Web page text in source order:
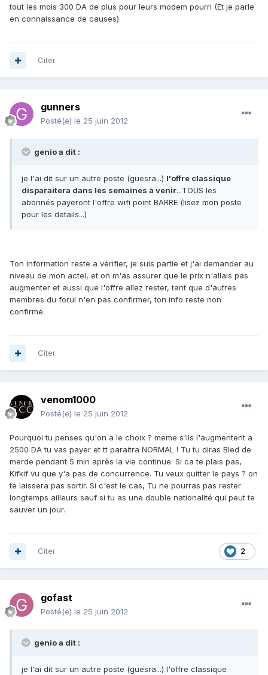
tout les mois 300 DA de plus pour leurs modem pourri (Et je parle
en connaissance de causes).
Citer
gunners
Posté(e) le 25 juin 2012
genio a dit :
je l'ai dit sur un autre poste (guesra...) l'offre classique
disparaitera dans les semaines à venir...TOUS les
abonnés payeront l'offre wifi point BARRE (lisez mon poste
pour les details...)
Ton information reste a vérifier, je suis partie et j'ai demander au
niveau de mon actel, et on m'as assurer que le prix n'allais pas
augmenter et aussi que l'offre allez rester, tant que d'autres
membres du forul n'en pas confirmer, ton info reste non
confirmé.
Citer
venom1000
Posté(e) le 25 juin 2012
Pourquoi tu penses qu'on a le choix ? meme s'ils l'augmentent a
2500 DA tu vas payer et tt paraitra NORMAL ! Tu tu diras Bled de
merde pendant 5 min après la vie continue. Si ca te plais pas,
Kifkif vu que y'a pas de concurrence. Tu veux quitter le pays ? on
te laissera pas sortir. Si c'est le cas, Tu ne pourras pas rester
longtemps ailleurs sauf si tu as une double nationalité qui peut te
sauver un jour.
2
Citer
gofast
Posté(e) le 25 juin 2012
genio a dit :
je l'ai dit sur un autre poste (guesra...) l'offre classique